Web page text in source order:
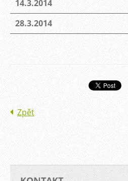
14.3.2014
28.3.2014
Zpět